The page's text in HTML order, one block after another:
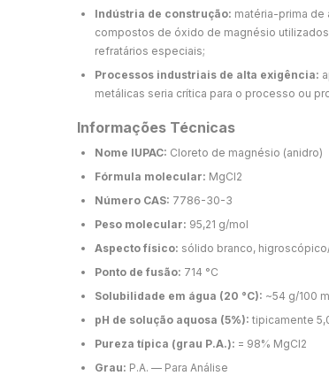
Indústria de construção: matéria-prima de
compostos de óxido de magnésio
refratários especiais;
Processos industriais de alta exigência:
metálicas seria crítica para o processo ou
Informações Técnicas
Nome IUPAC: Cloreto de magnésio (anidro)
Fórmula molecular: MgCl2
Número CAS: 7786-30-3
Peso molecular: 95,21 g/mol
Aspecto físico: sólido branco,
Ponto de fusão: 714 °C
Solubilidade em água (20 °C): ~54 g/100
pH de solução aquosa (5%): tipicamente
Pureza típica (grau P.A.): = 98% MgCl2
Grau: P.A. — Para Análise